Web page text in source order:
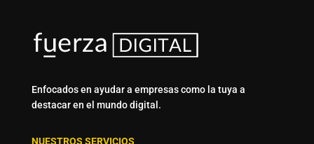
Enfocados en ayudar a empresas como la tuya a
destacar en el mundo digital.
NUESTROS SERVICIOS